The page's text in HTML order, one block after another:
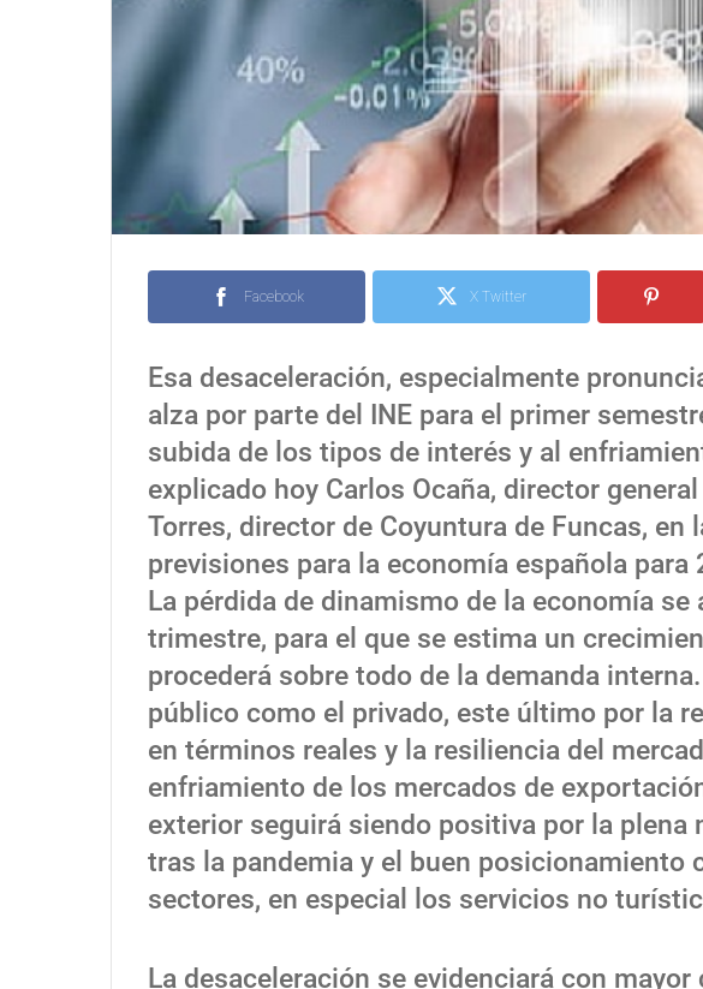
Facebook X Twitter
Esa desaceleración, especialmente
alza por parte del INE para el primer
subida de los tipos de interés y al
explicado hoy Carlos Ocaña, director
Torres, director de Coyuntura de Funcas, en
previsiones para la economía española para
La pérdida de dinamismo de la economía se
trimestre, para el que se estima un
procederá sobre todo de la demanda
público como el privado, este último por la
en términos reales y la resiliencia del
enfriamiento de los mercados de
exterior seguirá siendo positiva por la
tras la pandemia y el buen posicionamiento
sectores, en especial los servicios no
La desaceleración se evidenciará con mayor